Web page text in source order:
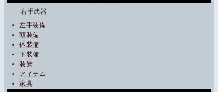
右手武器
左手装備
頭装備
体装備
下装備
装飾
アイテム
家具